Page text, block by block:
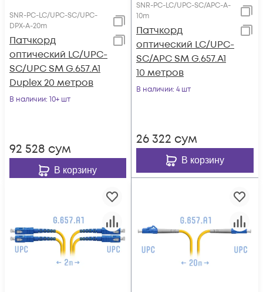
SNR-PC-LC/UPC-SC/UPC-
DPX-A-20m
Патчкорд
оптический LC/UPC-
SC/UPC SM G.657.A1
Duplex 20 метров
В наличии: 10+ шт
92 528 сум
В корзину
SNR-PC-LC/UPC-SC/APC-A-
10m
Патчкорд
оптический LC/UPC-
SC/APC SM G.657.A1
10 метров
В наличии: 4 шт
26 322 сум
В корзину